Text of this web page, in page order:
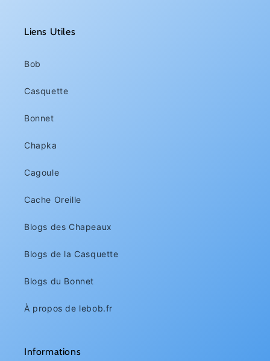
Liens Utiles
Bob
Casquette
Bonnet
Chapka
Cagoule
Cache Oreille
Blogs des Chapeaux
Blogs de la Casquette
Blogs du Bonnet
À propos de lebob.fr
Informations